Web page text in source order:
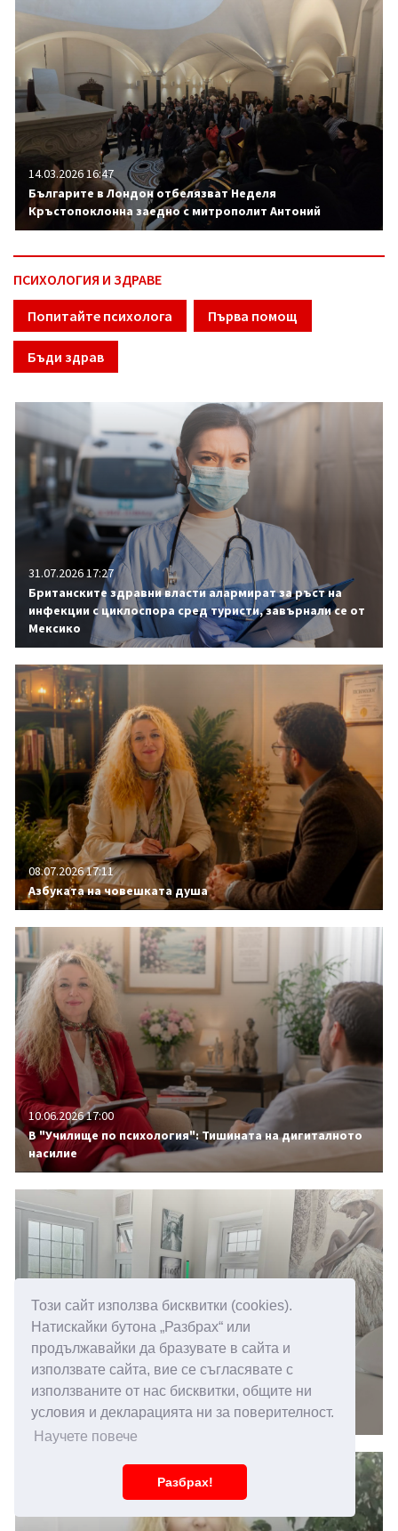
Този сайт използва бисквитки (cookies).
Натискайки бутона „Разбрах“ или
продължавайки да бразувате в сайта и
използвате сайта, вие се съгласявате с
използваните от нас бисквитки, общите ни
условия и декларацията ни за поверителност.
Научете повече
Разбрах!
14.03.2026 16:47
Българите в Лондон отбелязват Неделя
Кръстопоклонна заедно с митрополит Антоний
ПСИХОЛОГИЯ И ЗДРАВЕ
Попитайте психолога Първа помощ
Бъди здрав
31.07.2026 17:27
Британските здравни власти алармират за ръст на
инфекции с циклоспора сред туристи, завърнали се от
Мексико
08.07.2026 17:11
Азбуката на човешката душа
10.06.2026 17:00
В "Училище по психология": Тишината на дигиталното
насилие
14.05.2026 15:00
Повишена чувствителност към звуци, какви са
причините